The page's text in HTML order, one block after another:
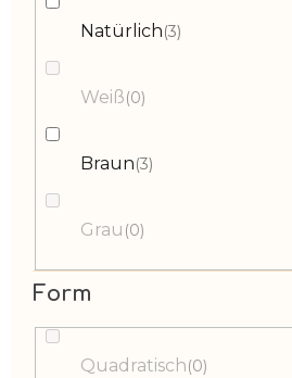
Natürlich 3
Weiß 0
Braun 3
Grau 0
Form
Quadratisch 0